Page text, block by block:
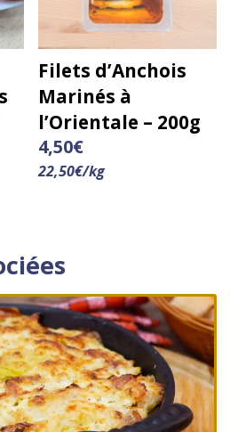
Filets d’Anchois
Marinés à
l’Orientale – 200g
4,50€
22,50€/kg